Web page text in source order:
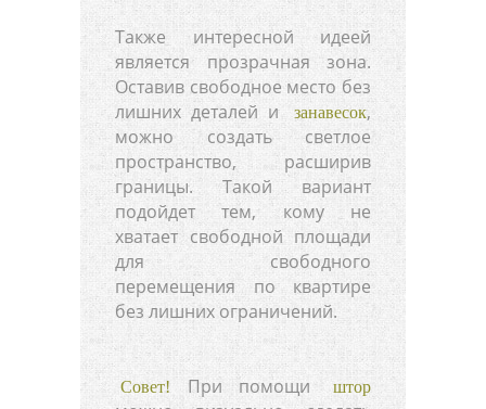
Также интересной идеей
является прозрачная зона.
Оставив свободное место без
лишних деталей и занавесок,
можно создать светлое
пространство, расширив
границы. Такой вариант
подойдет тем, кому не
хватает свободной площади
для свободного
перемещения по квартире
без лишних ограничений.
Совет! При помощи штор